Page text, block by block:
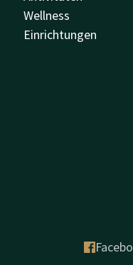
Wellness
Einrichtungen